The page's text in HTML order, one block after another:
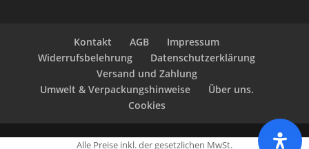
Kontakt AGB
Impressum
Widerrufsbelehrung
Datenschutzerklärung
Versand und Zahlung
Umwelt & Verpackungshinweise
Über uns.
Cookies
Alle Preise inkl. der gesetzlichen MwSt.